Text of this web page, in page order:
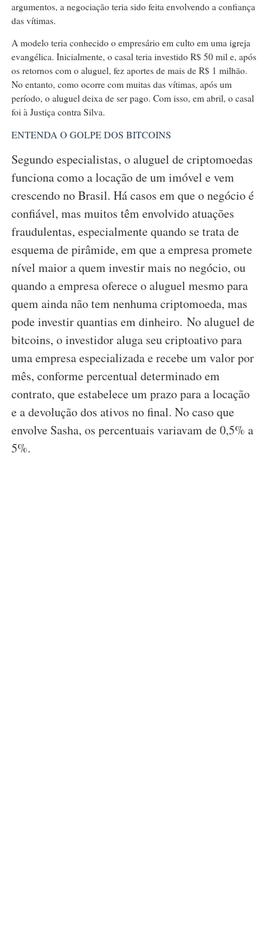
argumentos, a negociação teria sido feita envolvendo a confiança
das vítimas.
A modelo teria conhecido o empresário em culto em uma igreja
evangélica. Inicialmente, o casal teria investido R$ 50 mil e, após
os retornos com o aluguel, fez aportes de mais de R$ 1 milhão.
No entanto, como ocorre com muitas das vítimas, após um
período, o aluguel deixa de ser pago. Com isso, em abril, o casal
foi à Justiça contra Silva.
ENTENDA O GOLPE DOS BITCOINS
Segundo especialistas, o aluguel de criptomoedas
funciona como a locação de um imóvel e vem
crescendo no Brasil. Há casos em que o negócio é
confiável, mas muitos têm envolvido atuações
fraudulentas, especialmente quando se trata de
esquema de pirâmide, em que a empresa promete
nível maior a quem investir mais no negócio, ou
quando a empresa oferece o aluguel mesmo para
quem ainda não tem nenhuma criptomoeda, mas
pode investir quantias em dinheiro. No aluguel de
bitcoins, o investidor aluga seu criptoativo para
uma empresa especializada e recebe um valor por
mês, conforme percentual determinado em
contrato, que estabelece um prazo para a locação
e a devolução dos ativos no final. No caso que
envolve Sasha, os percentuais variavam de 0,5% a
5%.